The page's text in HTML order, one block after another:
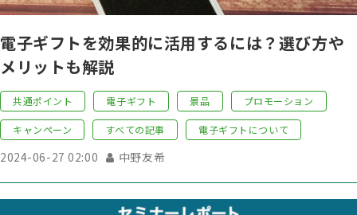
電子ギフトを効果的に活用するには？選び方や
メリットも解説
共通ポイント 電子ギフト 景品 プロモーション
キャンペーン すべての記事 電子ギフトについて
2024-06-27 02:00 中野友希